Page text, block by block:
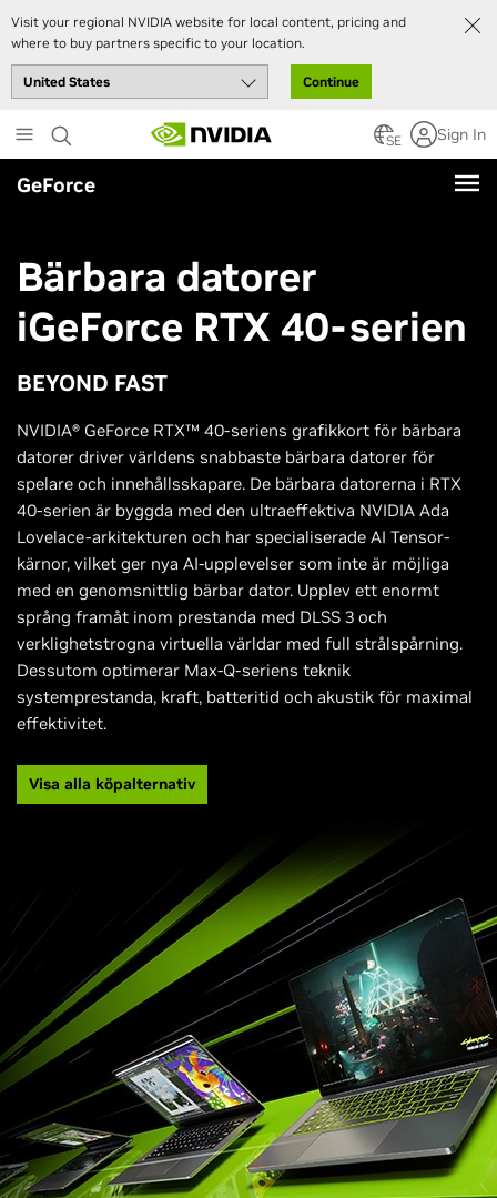
Visit your regional NVIDIA website for local content, pricing and
where to buy partners specific to your location.
Continue
to
main
content
SE Sign In
GeForce
Bärbara datorer
iGeForce RTX 40-serien
BEYOND FAST
NVIDIA® GeForce RTX™ 40-seriens grafikkort för bärbara
datorer driver världens snabbaste bärbara datorer för
spelare och innehållsskapare. De bärbara datorerna i RTX
40-serien är byggda med den ultraeffektiva NVIDIA Ada
Lovelace-arkitekturen och har specialiserade AI Tensor-
kärnor, vilket ger nya AI-upplevelser som inte är möjliga
med en genomsnittlig bärbar dator. Upplev ett enormt
språng framåt inom prestanda med DLSS 3 och
verklighetstrogna virtuella världar med full strålspårning.
Dessutom optimerar Max-Q-seriens teknik
systemprestanda, kraft, batteritid och akustik för maximal
effektivitet.
Visa alla köpalternativ